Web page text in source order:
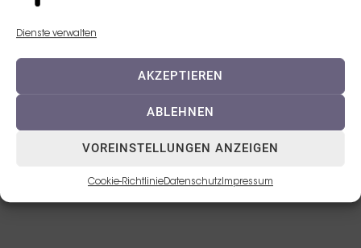
Dienste verwalten
AKZEPTIEREN
ABLEHNEN
VOREINSTELLUNGEN ANZEIGEN
Cookie-RichtlinieDatenschutz Impressum